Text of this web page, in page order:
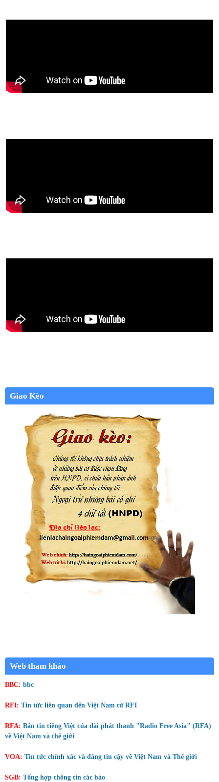
Giao Kèo
Web tham khảo
BBC: bbc
RFI: Tin tức liên quan đến Việt Nam từ RFI
RFA: Bản tin tiếng Việt của đài phát thanh "Radio Free Asia" (RFA)
về Việt Nam và thế giới
VOA: Tin tức chính xác và đáng tin cậy về Việt Nam và Thế giới
SGB: Tổng hợp thông tin các báo